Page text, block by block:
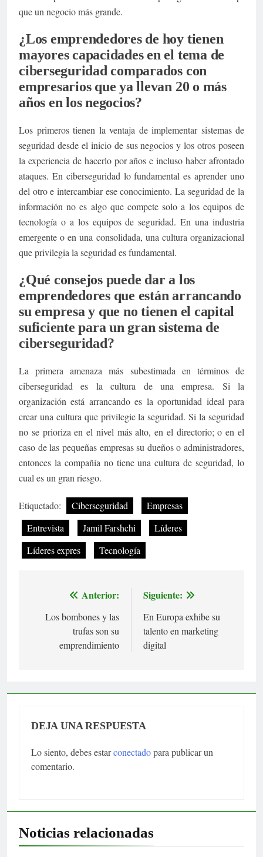
que un negocio más grande.
¿Los emprendedores de hoy tienen
mayores capacidades en el tema de
ciberseguridad comparados con
empresarios que ya llevan 20 o más
años en los negocios?
Los primeros tienen la ventaja de implementar sistemas de
seguridad desde el inicio de sus negocios y los otros poseen
la experiencia de hacerlo por años e incluso haber afrontado
ataques. En ciberseguridad lo fundamental es aprender uno
del otro e intercambiar ese conocimiento. La seguridad de la
información no es algo que compete solo a los equipos de
tecnología o a los equipos de seguridad. En una industria
emergente o en una consolidada, una cultura organizacional
que privilegia la seguridad es fundamental.
¿Qué consejos puede dar a los
emprendedores que están arrancando
su empresa y que no tienen el capital
suficiente para un gran sistema de
ciberseguridad?
La primera amenaza más subestimada en términos de
ciberseguridad es la cultura de una empresa. Si la
organización está arrancando es la oportunidad ideal para
crear una cultura que privilegie la seguridad. Si la seguridad
no se prioriza en el nivel más alto, en el directorio; o en el
caso de las pequeñas empresas su dueños o administradores,
entonces la compañía no tiene una cultura de seguridad, lo
cual es un gran riesgo.
Etiquetado: Ciberseguridad
Empresas
Entrevista
Jamil Farshchi
Líderes
Líderes expres
Tecnología
Navegación
entradas
Anterior:
Los bombones y las
trufas son su
emprendimiento
Siguiente:
En Europa exhibe su
talento en marketing
digital
DEJA UNA RESPUESTA
Lo siento, debes estarconectadopara publicar un
comentario.
Noticias relacionadas